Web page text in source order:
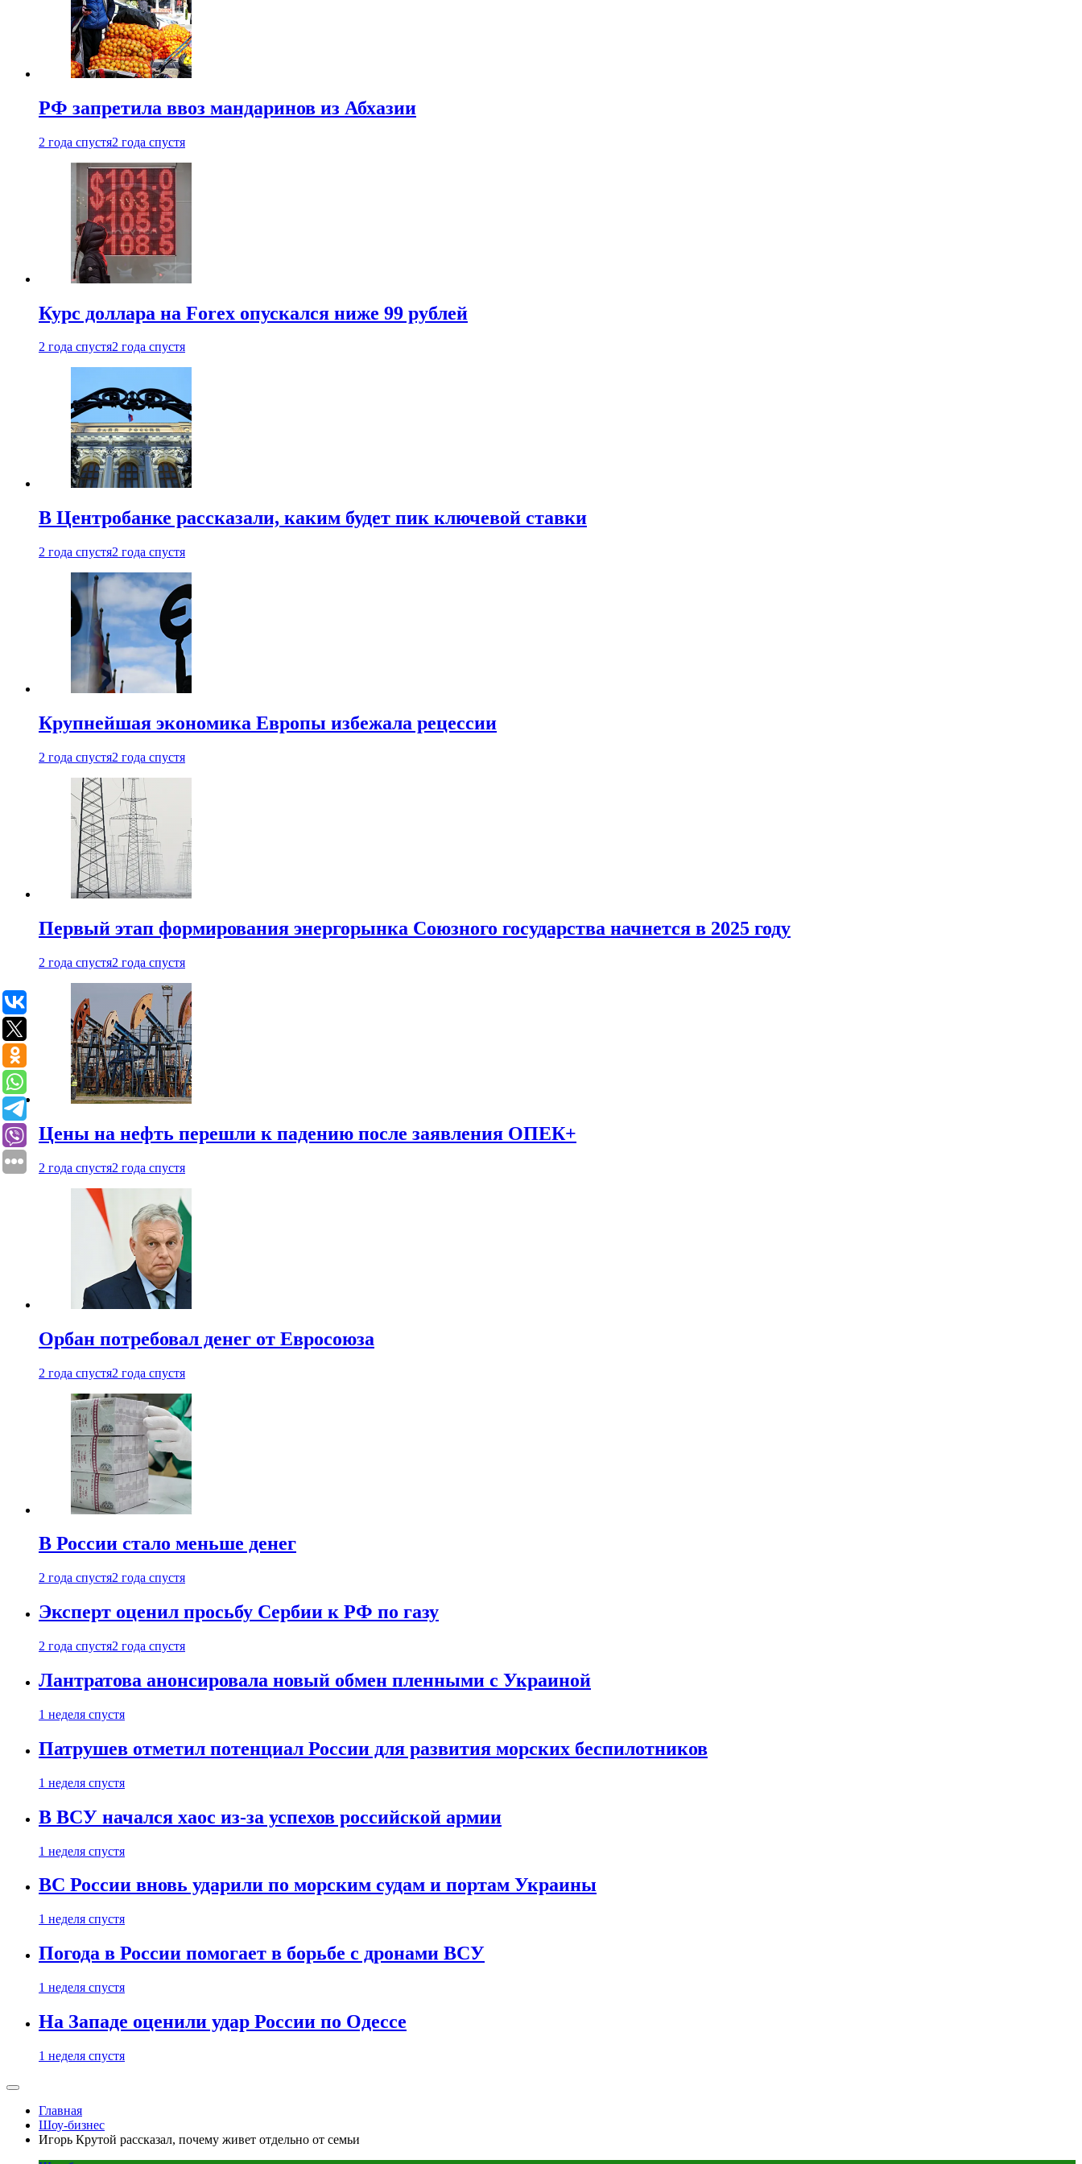
РФ запретила ввоз мандаринов из Абхазии
2 года спустя2 года спустя
Курс доллара на Forex опускался ниже 99 рублей
2 года спустя2 года спустя
В Центробанке рассказали, каким будет пик ключевой ставки
2 года спустя2 года спустя
Крупнейшая экономика Европы избежала рецессии
2 года спустя2 года спустя
Первый этап формирования энергорынка Союзного государства начнется в 2025 году
2 года спустя2 года спустя
Цены на нефть перешли к падению после заявления ОПЕК+
2 года спустя2 года спустя
Орбан потребовал денег от Евросоюза
2 года спустя2 года спустя
В России стало меньше денег
2 года спустя2 года спустя
Эксперт оценил просьбу Сербии к РФ по газу
2 года спустя2 года спустя
Лантратова анонсировала новый обмен пленными с Украиной
1 неделя спустя
Патрушев отметил потенциал России для развития морских беспилотников
1 неделя спустя
В ВСУ начался хаос из-за успехов российской армии
1 неделя спустя
ВС России вновь ударили по морским судам и портам Украины
1 неделя спустя
Погода в России помогает в борьбе с дронами ВСУ
1 неделя спустя
На Западе оценили удар России по Одессе
1 неделя спустя
Главная
Шоу-бизнес
Игорь Крутой рассказал, почему живет отдельно от семьи